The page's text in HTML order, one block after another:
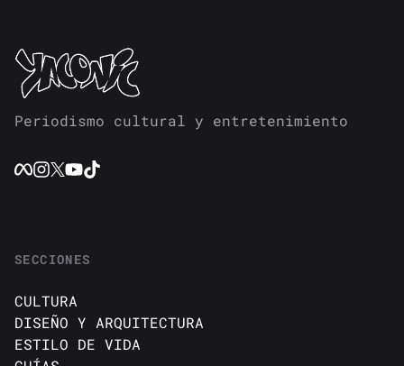
Periodismo cultural y entretenimiento
SECCIONES
CULTURA
DISEÑO Y ARQUITECTURA
ESTILO DE VIDA